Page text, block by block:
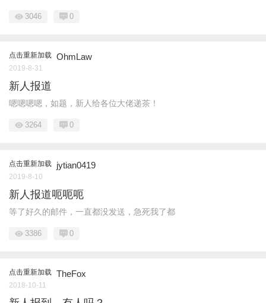
3046 0
点击重新加载 OhmLaw
2019-8-31
新人报道
嗯嗯嗯嗯，如题，新人给各位大佬递茶！
3264 0
点击重新加载 jytian0419
2019-8-10
新人报道呃呃呃
等了好久的邮件，一直都没发送，急死我了都
3386 0
点击重新加载 TheFox
2018-10-11